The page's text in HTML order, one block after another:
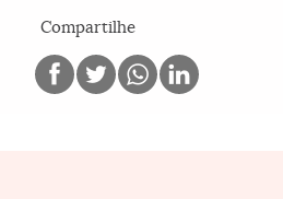
Compartilhe